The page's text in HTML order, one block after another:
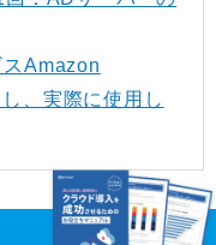
Amazon
、実際に使用し